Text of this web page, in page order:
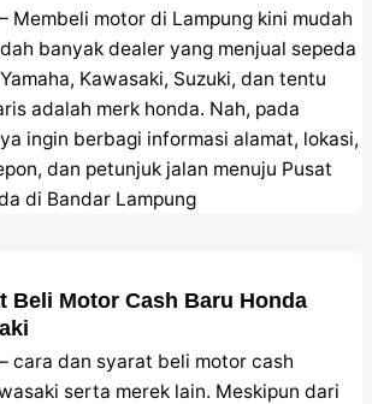
Membeli motor di Lampung kini mudah
banyak dealer yang menjual sepeda
Kawasaki, Suzuki, dan tentu
adalah merk honda. Nah, pada
ingin berbagi informasi alamat, lokasi,
dan petunjuk jalan menuju Pusat
di Bandar Lampung
Beli Motor Cash Baru Honda
cara dan syarat beli motor cash
serta merek lain. Meskipun dari